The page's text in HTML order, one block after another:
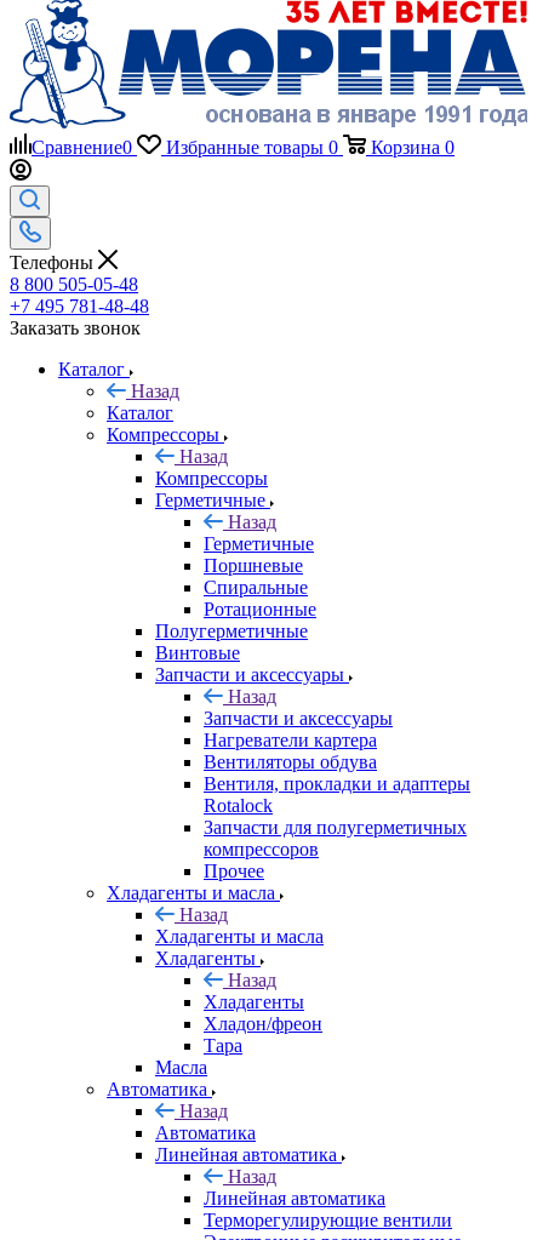
Сравнение0 Избранные товары 0 Корзина 0
Телефоны
8 800 505-05-48
+7 495 781-48-48
Заказать звонок
Каталог
Назад
Каталог
Компрессоры
Назад
Компрессоры
Герметичные
Назад
Герметичные
Поршневые
Спиральные
Ротационные
Полугерметичные
Винтовые
Запчасти и аксессуары
Назад
Запчасти и аксессуары
Нагреватели картера
Вентиляторы обдува
Вентиля, прокладки и адаптеры
Rotalock
Запчасти для полугерметичных
компрессоров
Прочее
Хладагенты и масла
Назад
Хладагенты и масла
Хладагенты
Назад
Хладагенты
Хладон/фреон
Тара
Масла
Автоматика
Назад
Автоматика
Линейная автоматика
Назад
Линейная автоматика
Терморегулирующие вентили